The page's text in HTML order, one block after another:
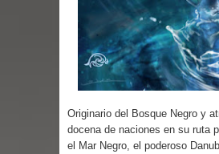
El Pueblo Protegido
Parte 05: Sitiados
Originario del Bosque Negro y
docena de naciones en su ruta
el Mar Negro, el poderoso